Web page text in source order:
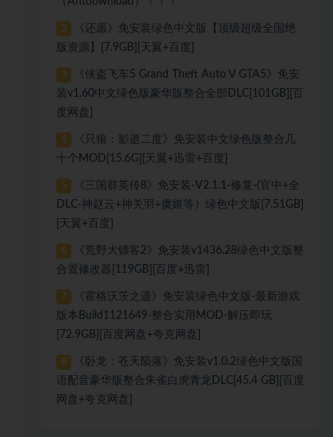
2
《还愿》免安装绿色中文版【顶级超级全国绝
版资源】[7.9GB][天翼+百度]
3
《侠盗飞车5 Grand Theft Auto V GTA5》免安
装v1.60中文绿色版豪华版整合全部DLC[101GB][百
度网盘]
4
《只狼：影逝二度》免安装中文绿色版整合几
十个MOD[15.6G][天翼+迅雷+百度]
5
《三国群英传8》免安装-V2.1.1-修复-(官中+全
DLC-神赵云+神关羽+虞姬等）绿色中文版[7.51GB]
[天翼+百度]
6
《荒野大镖客2》免安装v1436.28绿色中文版整
合置修改器[119GB][百度+迅雷]
7
《霍格沃茨之遗》免安装绿色中文版-最新游戏
版本Build1121649-整合实用MOD-解压即玩
[72.9GB][百度网盘+夸克网盘]
8
《卧龙：苍天陨落》免安装v1.0.2绿色中文版国
语配音豪华版整合朱雀白虎青龙DLC[45.4 GB][百度
网盘+夸克网盘]